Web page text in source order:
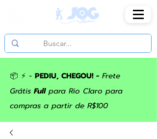
📦 ⚡ - PEDIU, CHEGOU! - Frete
Grátis Fullpara Rio Claro para
compras a partir de R$100